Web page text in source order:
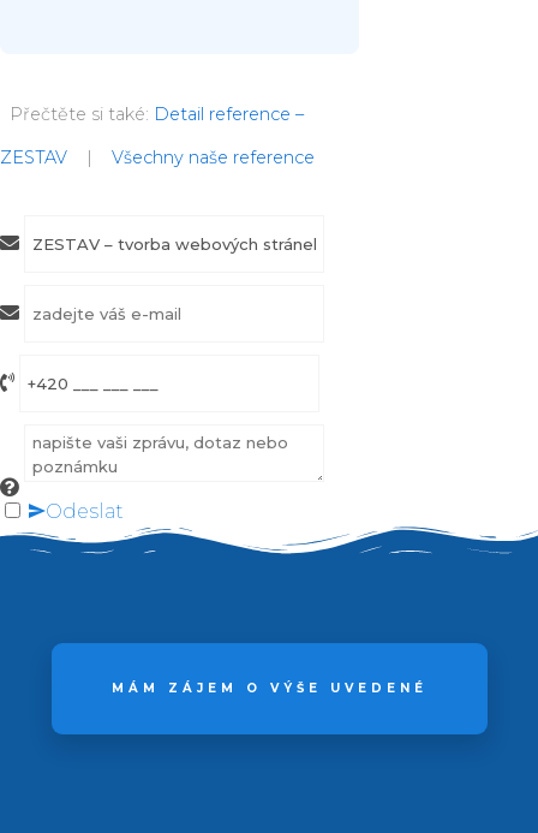
Přečtěte si také: Detail reference –
ZESTAV | Všechny naše reference
Odeslat
MÁM ZÁJEM O VÝŠE UVEDENÉ